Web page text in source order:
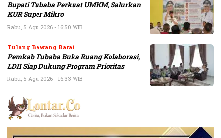
Bupati Tubaba Perkuat UMKM, Salurkan
KUR Super Mikro
Rabu, 5 Agu 2026 - 16:50 WIB
Tulang Bawang Barat
Pemkab Tubaba Buka Ruang Kolaborasi,
LDII Siap Dukung Program Prioritas
Rabu, 5 Agu 2026 - 16:33 WIB